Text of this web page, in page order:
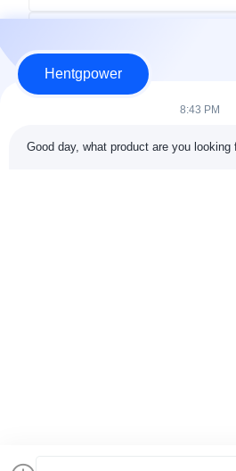
© 2026 Hunan Hentg Power Electric
Hentgpower
8:43 PM
Good day, what product are you looking